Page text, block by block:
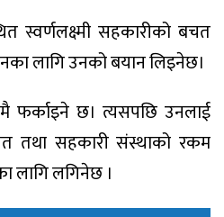
स्वर्णलक्ष्मी सहकारीको बचत
लागि उनको बयान लिइनेछ।
फर्काइने छ। त्यसपछि उनलाई
तथा सहकारी संस्थाको रकम
लागि लगिनेछ ।